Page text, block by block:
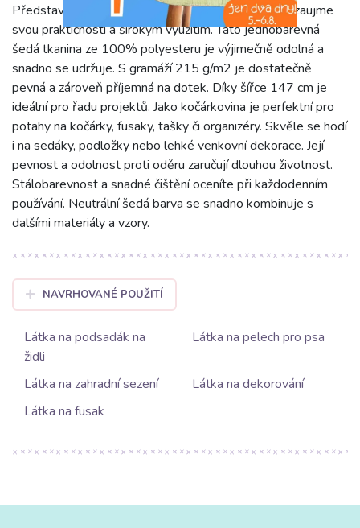
Představujeme látku Kočárkovina beige, která vás zaujme
svou praktičností a širokým využitím. Tato jednobarevná
šedá tkanina ze 100% polyesteru je výjimečně odolná a
snadno se udržuje. S gramáží 215 g/m2 je dostatečně
pevná a zároveň příjemná na dotek. Díky šířce 147 cm je
ideální pro řadu projektů. Jako kočárkovina je perfektní pro
potahy na kočárky, fusaky, tašky či organizéry. Skvěle se hodí
i na sedáky, podložky nebo lehké venkovní dekorace. Její
pevnost a odolnost proti oděru zaručují dlouhou životnost.
Stálobarevnost a snadné čištění oceníte při každodenním
používání. Neutrální šedá barva se snadno kombinuje s
dalšími materiály a vzory.
NAVRHOVANÉ POUŽITÍ
Látka na podsadák na
židli
Látka na pelech pro psa
Látka na zahradní sezení
Látka na dekorování
Látka na fusak